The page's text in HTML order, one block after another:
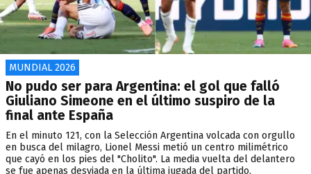
MUNDIAL 2026
No pudo ser para Argentina: el gol que falló
Giuliano Simeone en el último suspiro de la
final ante España
En el minuto 121, con la Selección Argentina volcada con orgullo
en busca del milagro, Lionel Messi metió un centro milimétrico
que cayó en los pies del "Cholito". La media vuelta del delantero
se fue apenas desviada en la última jugada del partido,